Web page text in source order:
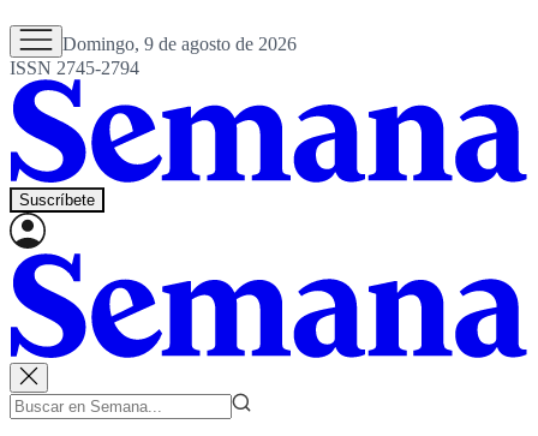
Domingo, 9 de agosto de 2026
ISSN 2745-2794
Suscríbete